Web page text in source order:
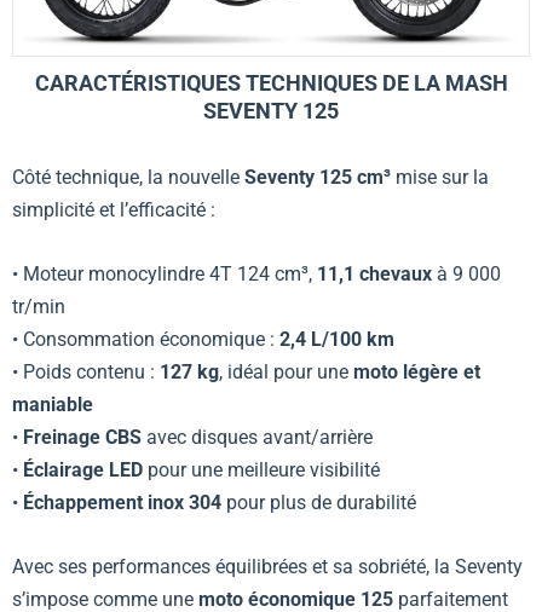
CARACTÉRISTIQUES TECHNIQUES DE LA MASH
SEVENTY 125
Côté technique, la nouvelle Seventy 125 cm³ mise sur la
simplicité et l’efficacité :
• Moteur monocylindre 4T 124 cm³, 11,1 chevaux à 9 000
tr/min
• Consommation économique : 2,4 L/100 km
• Poids contenu : 127 kg, idéal pour une moto légère et
maniable
• Freinage CBS avec disques avant/arrière
• Éclairage LED pour une meilleure visibilité
• Échappement inox 304 pour plus de durabilité
Avec ses performances équilibrées et sa sobriété, la Seventy
s’impose comme une moto économique 125 parfaitement